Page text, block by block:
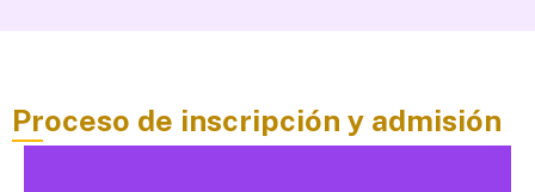
Proceso de inscripción y admisión